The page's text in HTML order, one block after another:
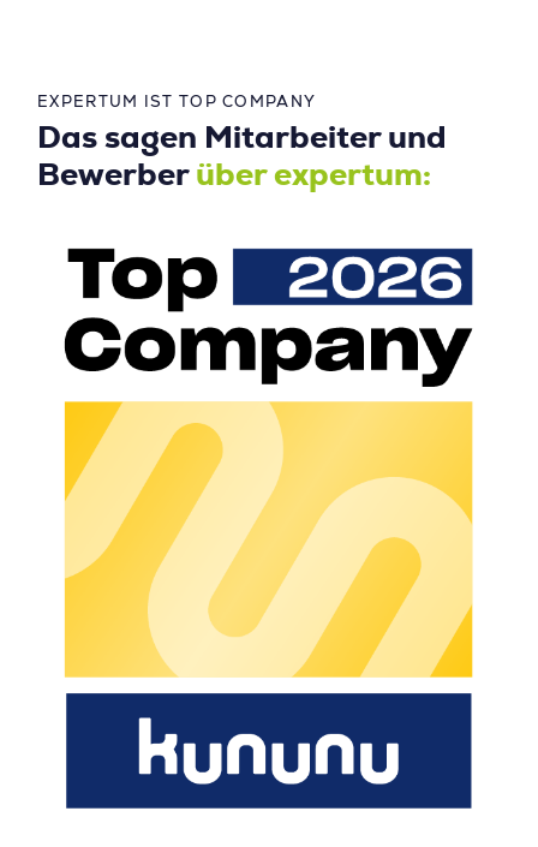
EXPERTUM IST TOP COMPANY
Das sagen Mitarbeiter und
Bewerber über expertum: